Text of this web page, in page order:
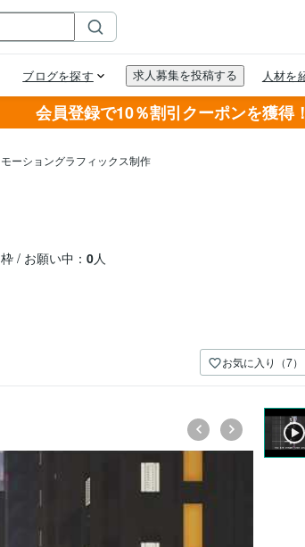
会員登録で10％割引クーポンを獲得！
モーショングラフィックス制作
枠 / お願い中： 0人
お気に入り（7）